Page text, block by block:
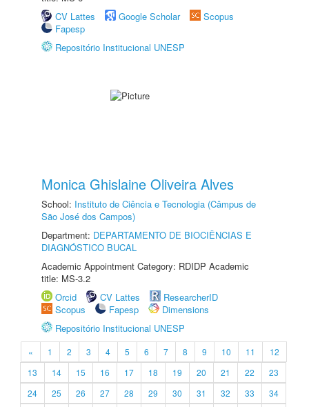
CV Lattes
Google Scholar
Scopus
Fapesp
Repositório Institucional UNESP
Monica Ghislaine Oliveira Alves
School: Instituto de Ciência e Tecnologia (Câmpus de
São José dos Campos)
Department: DEPARTAMENTO DE BIOCIÊNCIAS E
DIAGNÓSTICO BUCAL
Academic Appointment Category: RDIDP Academic
title: MS-3.2
Orcid
CV Lattes
ResearcherID
Scopus
Fapesp
Dimensions
Repositório Institucional UNESP
« 1 2 3 4 5 6 7 8 9 10 11
12
13
14 15 16 17 18 19 20 21 22
23
24
25 26 27 28 29 30 31 32 33
34